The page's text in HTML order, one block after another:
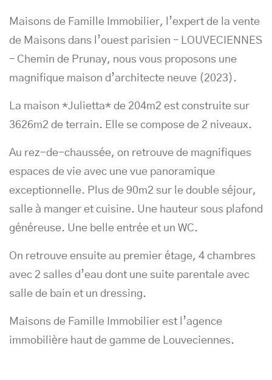
Maisons de Famille Immobilier, l’expert de la vente
de Maisons dans l’ouest parisien – LOUVECIENNES
– Chemin de Prunay, nous vous proposons une
magnifique maison d’architecte neuve (2023).
La maison *Julietta* de 204m2 est construite sur
3626m2 de terrain. Elle se compose de 2 niveaux.
Au rez-de-chaussée, on retrouve de magnifiques
espaces de vie avec une vue panoramique
exceptionnelle. Plus de 90m2 sur le double séjour,
salle à manger et cuisine. Une hauteur sous plafond
généreuse. Une belle entrée et un WC.
On retrouve ensuite au premier étage, 4 chambres
avec 2 salles d’eau dont une suite parentale avec
salle de bain et un dressing.
Maisons de Famille Immobilier est l’agence
immobilière haut de gamme de Louveciennes.